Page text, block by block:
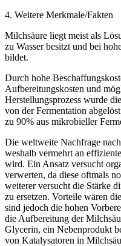
4. Weitere Merkmale/Fakten
Milchsäure liegt meist als
zu Wasser besitzt und bei
bildet.
Durch hohe
Aufbereitungskosten und
Herstellungsprozess wurde
von der Fermentation
zu 90% aus mikrobieller
Die weltweite Nachfrage
weshalb vermehrt an
wird. Ein Ansatz versucht
verwerten, da diese oftmals
weiterer versucht die Stärke
zu ersetzen. Vorteile wären
sind jedoch die hohen
die Aufbereitung der
Glycerin, ein Nebenprodukt
von Katalysatoren in